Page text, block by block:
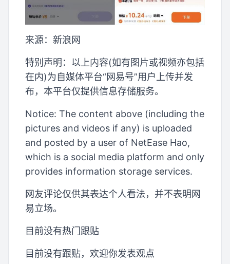
来源：新浪网
特别声明：以上内容(如有图片或视频亦包括
在内)为自媒体平台“网易号”用户上传并发
布，本平台仅提供信息存储服务。
Notice: The content above (including the
pictures and videos if any) is uploaded
and posted by a user of NetEase Hao,
which is a social media platform and only
provides information storage services.
网友评论仅供其表达个人看法，并不表明网
易立场。
目前没有热门跟贴
目前没有跟贴，欢迎你发表观点